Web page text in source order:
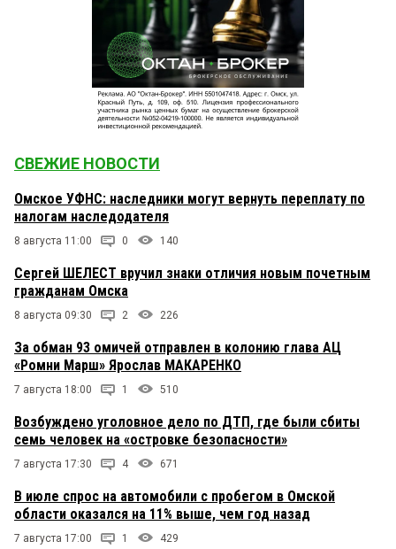
СВЕЖИЕ НОВОСТИ
Омское УФНС: наследники могут вернуть переплату по
налогам наследодателя
8 августа 11:00 0 140
Сергей ШЕЛЕСТ вручил знаки отличия новым почетным
гражданам Омска
8 августа 09:30 2 226
За обман 93 омичей отправлен в колонию глава АЦ
«Ромни Марш» Ярослав МАКАРЕНКО
7 августа 18:00 1 510
Возбуждено уголовное дело по ДТП, где были сбиты
семь человек на «островке безопасности»
7 августа 17:30 4 671
В июле спрос на автомобили с пробегом в Омской
области оказался на 11% выше, чем год назад
7 августа 17:00 1 429